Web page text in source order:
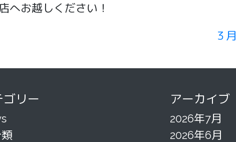
へお越しください！
３
ゴリー アーカイブ
2026年7月
2026年6月